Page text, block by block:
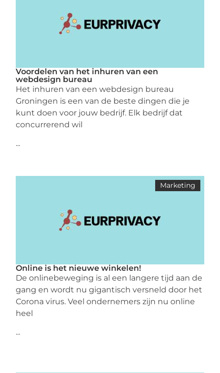
Voordelen van het inhuren van een
webdesign bureau
Het inhuren van een webdesign bureau
Groningen is een van de beste dingen die je
kunt doen voor jouw bedrijf. Elk bedrijf dat
concurrerend wil
...
Marketing
Online is het nieuwe winkelen!
De onlinebeweging is al een langere tijd aan de
gang en wordt nu gigantisch versneld door het
Corona virus. Veel ondernemers zijn nu online
heel
...